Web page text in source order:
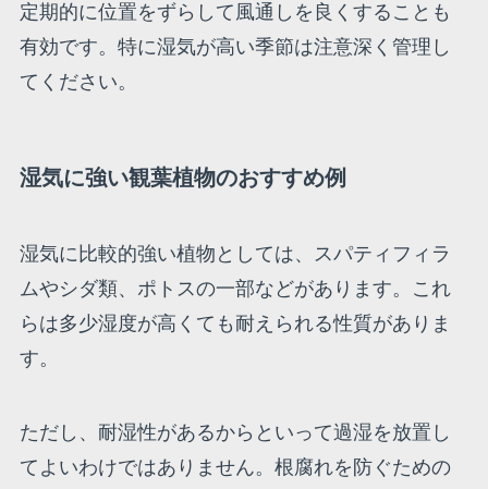
定期的に位置をずらして風通しを良くすることも
有効です。特に湿気が高い季節は注意深く管理し
てください。
湿気に強い観葉植物のおすすめ例
湿気に比較的強い植物としては、スパティフィラ
ムやシダ類、ポトスの一部などがあります。これ
らは多少湿度が高くても耐えられる性質がありま
す。
ただし、耐湿性があるからといって過湿を放置し
てよいわけではありません。根腐れを防ぐための